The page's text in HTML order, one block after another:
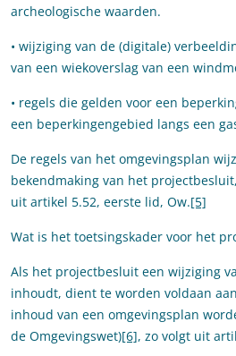
archeologische waarden.
• wijziging van de (digitale)
van een wiekoverslag van een
• regels die gelden voor een
een beperkingengebied langs een
De regels van het omgevingsplan
bekendmaking van het
uit artikel 5.52, eerste lid, Ow.[5]
Wat is het toetsingskader voor het
Als het projectbesluit een wijziging
inhoudt, dient te worden voldaan
inhoud van een omgevingsplan
de Omgevingswet)[6], zo volgt uit